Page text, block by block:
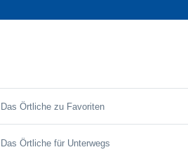
Das Örtliche zu Favoriten
Das Örtliche für Unterwegs